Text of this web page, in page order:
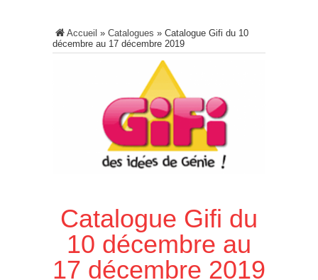
Accueil » Catalogues » Catalogue Gifi du 10
décembre au 17 décembre 2019
Catalogue Gifi du
10 décembre au
17 décembre 2019